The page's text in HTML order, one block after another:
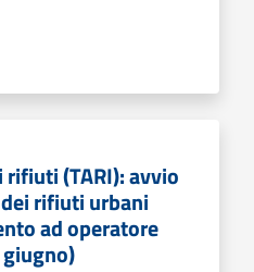
rifiuti (TARI): avvio
rifiuti urbani
ad operatore